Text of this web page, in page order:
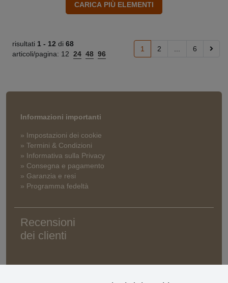
risultati 1 - 12 di 68
articoli/pagina: 12 24 48 96
1 2 6
Informazioni importanti
» Impostazioni dei cookie
» Termini & Condizioni
» Informativa sulla Privacy
» Consegna e pagamento
» Garanzia e resi
» Programma fedeltà
Recensioni
dei clienti